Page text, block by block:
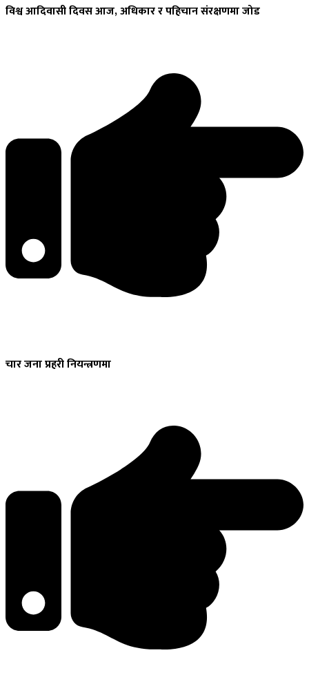
विश्वआदिवासी दिवस आज, अधिकार र पहिचान संरक्षणमा जोड
चारजना प्रहरी नियन्त्रणमा